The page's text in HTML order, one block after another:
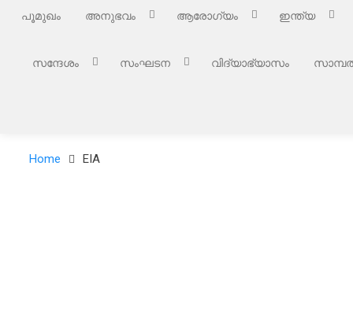
പൂമുഖം അനുഭവം ആരോഗ്യം ഇന്ത്യ
സന്ദേശം സംഘടന വിദ്യാഭ്യാസം
Home EIA